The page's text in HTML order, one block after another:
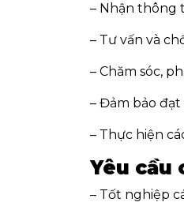
– Nhận thông
– Tư vấn và
– Chăm sóc,
– Đảm bảo
– Thực hiện
Yêu cầu
– Tốt nghiệp